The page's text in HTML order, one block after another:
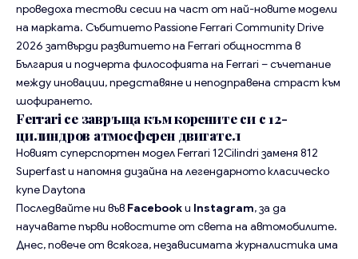
проведоха тестови сесии на част от най-новите модели
на марката. Събитието Passione Ferrari Community Drive
2026 затвърди развитието на Ferrari общността в
България и подчерта философията на Ferrari – съчетание
между иновации, представяне и неподправена страст към
шофирането.
Ferrari се завръща към корените си с 12-
цилиндров атмосферен двигател
Новият суперспортен модел Ferrari 12Cilindri заменя 812
Superfast и напомня дизайна на легендарното класическо
купе Daytona
Последвайте ни във Facebookи Instagram, за да
научавате първи новостите от света на автомобилите.
Днес, повече от всякога, независимата журналистика има